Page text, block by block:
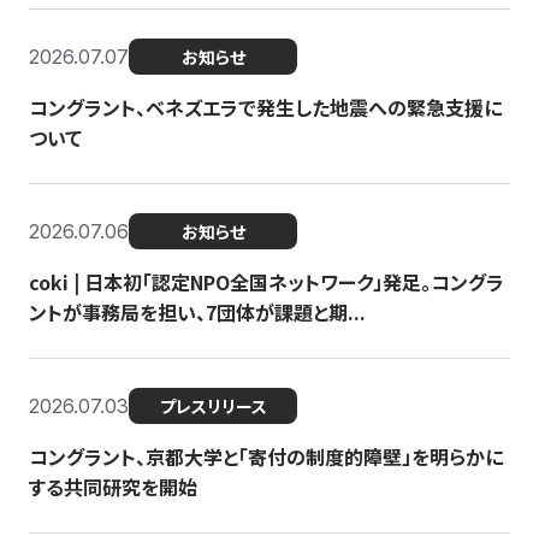
2026.07.07 お知らせ
コングラント、ベネズエラで発生した地震への緊急支援に
ついて
2026.07.06 お知らせ
coki | 日本初「認定NPO全国ネットワーク」発足。コングラ
ントが事務局を担い、7団体が課題と期...
2026.07.03 プレスリリース
コングラント、京都大学と「寄付の制度的障壁」を明らかに
する共同研究を開始